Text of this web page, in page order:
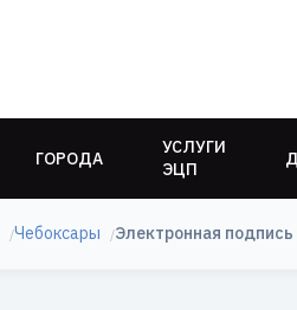
ГОРОДА
УСЛУГИ
ЭЦП
Чебоксары Электронная